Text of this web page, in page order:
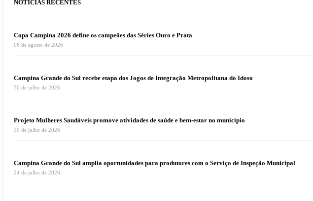
NOTÍCIAS RECENTES
Copa Campina 2026 define os campeões das Séries Ouro e Prata
06 de agosto de 2026
Campina Grande do Sul recebe etapa dos Jogos de Integração Metropolitana do Idoso
30 de julho de 2026
Projeto Mulheres Saudáveis promove atividades de saúde e bem-estar no município
30 de julho de 2026
Campina Grande do Sul amplia oportunidades para produtores com o Serviço de Inspeção Municipal
24 de julho de 2026